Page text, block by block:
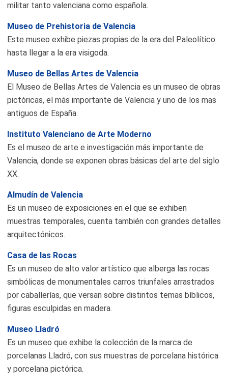
militar tanto valenciana como española.
Museo de Prehistoria de Valencia
Este museo exhibe piezas propias de la era del Paleolítico
hasta llegar a la era visigoda.
Museo de Bellas Artes de Valencia
El Museo de Bellas Artes de Valencia es un museo de obras
pictóricas, el más importante de Valencia y uno de los mas
antiguos de España.
Instituto Valenciano de Arte Moderno
Es el museo de arte e investigación más importante de
Valencia, donde se exponen obras básicas del arte del siglo
XX.
Almudín de Valencia
Es un museo de exposiciones en el que se exhiben
muestras temporales, cuenta también con grandes detalles
arquitectónicos.
Casa de las Rocas
Es un museo de alto valor artístico que alberga las rocas
simbólicas de monumentales carros triunfales arrastrados
por caballerías, que versan sobre distintos temas bíblicos,
figuras esculpidas en madera.
Museo Lladró
Es un museo que exhibe la colección de la marca de
porcelanas Lladró, con sus muestras de porcelana histórica
y porcelana pictórica.